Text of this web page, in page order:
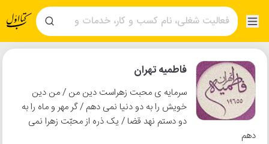
فاطمیه تهران
سرمایه ی محبت زهراست دین من / من دین
خویش را به دو دنیا نمی دهم / گر مهر و ماه را به
دو دستم نهد قضا / یک ذره از محبّت زهرا نمی
دهم